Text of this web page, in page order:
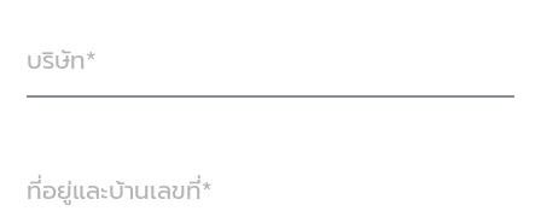
บริษัท
ที่อยู่และบ้านเลขที่